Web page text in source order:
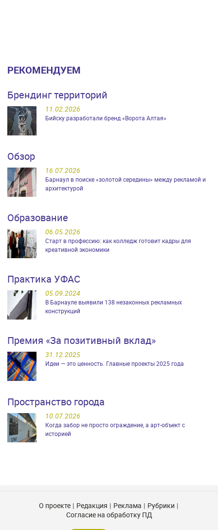
РЕКОМЕНДУЕМ
Брендинг территорий
11.02.2026
Бийску разработали бренд «Ворота Алтая»
Обзор
16.07.2026
Барнаул в поиске «золотой середины» между рекламой и
архитектурой
Образование
06.05.2026
Старт в профессию: как колледж готовит кадры для
креативной экономики
Практика УФАС
05.09.2024
В Барнауле выявили 138 незаконных рекламных
конструкций
Премия «За позитивный вклад»
31.12.2025
Идеи — это ценность. Главные проекты 2025 года
Пространство города
10.07.2026
Когда забор не просто ограждение, а арт-объект с
историей
О проекте Редакция Реклама
Рубрики
Согласие на обработку ПД